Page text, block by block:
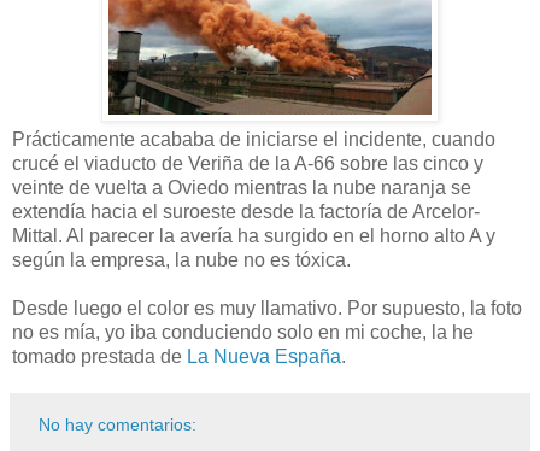
Prácticamente acababa de iniciarse el incidente, cuando
crucé el viaducto de Veriña de la A-66 sobre las cinco y
veinte de vuelta a Oviedo mientras la nube naranja se
extendía hacia el suroeste desde la factoría de Arcelor-
Mittal. Al parecer la avería ha surgido en el horno alto A y
según la empresa, la nube no es tóxica.
Desde luego el color es muy llamativo. Por supuesto, la foto
no es mía, yo iba conduciendo solo en mi coche, la he
tomado prestada de La Nueva España.
No hay comentarios: